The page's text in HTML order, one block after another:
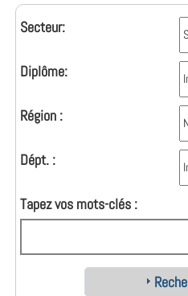
Secteur:
Diplôme:
Région :
Dépt. :
Tapez vos mots-clés :